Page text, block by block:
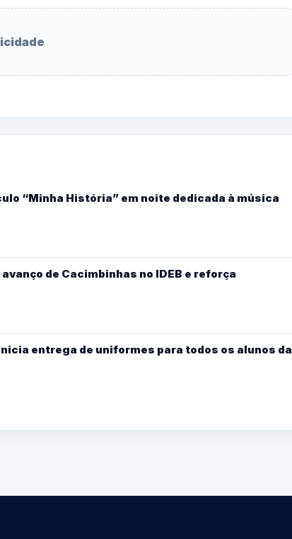
“Minha História” em noite dedicada à música
de Cacimbinhas no IDEB e reforça
entrega de uniformes para todos os alunos da